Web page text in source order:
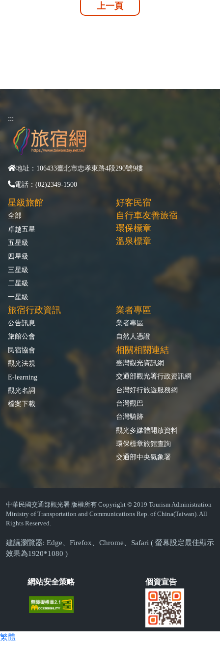
上一頁
:::
地址：106433臺北市忠孝東路4段290號9樓
電話：(02)2349-1500
星級旅館
全部
卓越五星
五星級
四星級
三星級
二星級
一星級
好客民宿
自行車友善旅宿
環保標章
溫泉標章
旅宿行政資訊
公告訊息
旅館公會
民宿協會
觀光法規
E-learning
觀光名詞
檔案下載
業者專區
業者專區
自然人憑證
相關相關連結
臺灣觀光資訊網
交通部觀光署行政資訊網
台灣好行旅遊服務網
台灣觀巴
台灣騎跡
觀光多媒體開放資料
環保標章旅館查詢
交通部中央氣象署
中華民國交通部觀光署 版權所有 Copyright © 2019 Tourism Administration
Ministry of Transportation and Communications Rep. of China(Taiwan). All
Rights Reserved.
建議瀏覽器: Edge、Firefox、Chrome、Safari ( 螢幕設定最佳顯示
效果為1920*1080 )
網站安全策略 個資宣告
繁體